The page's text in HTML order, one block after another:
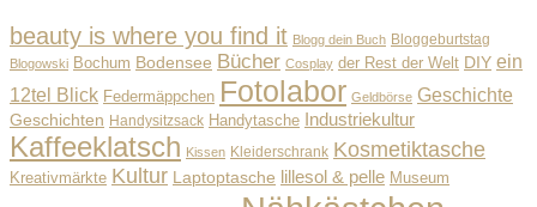
beauty is where you find it Blogg dein Buch Bloggeburtstag
Blogowski Bochum Bodensee Bücher Cosplay der Rest der Welt DIY ein
12tel Blick Federmäppchen Fotolabor Geldbörse Geschichte
Geschichten Handysitzsack Handytasche Industriekultur
Kaffeeklatsch Kissen Kleiderschrank Kosmetiktasche
Kreativmärkte Kultur Laptoptasche lillesol & pelle Museum